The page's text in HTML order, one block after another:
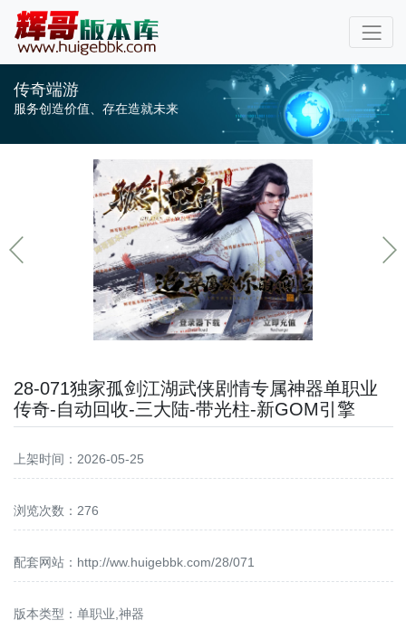
传奇端游
服务创造价值、存在造就未来
28-071独家孤剑江湖武侠剧情专属神器单职业
传奇-自动回收-三大陆-带光柱-新GOM引擎
上架时间：2026-05-25
浏览次数：276
配套网站： http://ww.huigebbk.com/28/071
版本类型：单职业,神器